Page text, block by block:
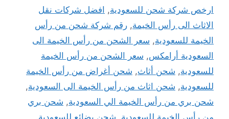
ارخص شركة شحن للسعودية, افضل شركات نقل
الاثاث الى رأس الخيمة, رقم شركة شحن من رأس
الخيمة للسعودية, سعر الشحن من رأس الخيمة الى
السعودية أرامكس, سعر الشحن من رأس الخيمة
للسعودية, شحن أثاث, شحن أغراض من رأس الخيمة
للسعودية, شحن اثاث من رأس الخيمة الى السعودية,
شحن بري من رأس الخيمة الي السعودية, شحن بري
من رأس الخيمة للسعودية, شحن بضائع للسعودية,